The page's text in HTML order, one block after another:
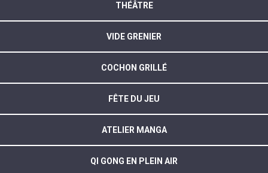
THÉÂTRE
VIDE GRENIER
COCHON GRILLÉ
FÊTE DU JEU
ATELIER MANGA
QI GONG EN PLEIN AIR